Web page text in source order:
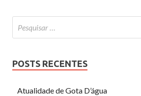
POSTS RECENTES
Atualidade de Gota D’água